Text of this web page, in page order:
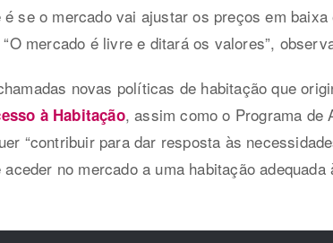
se o mercado vai ajustar os preços em
mercado é livre e ditará os valores”,
novas políticas de habitação que
à Habitação, assim como o Programa de
“contribuir para dar resposta às
no mercado a uma habitação adequada